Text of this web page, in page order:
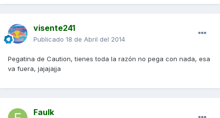
visente241
Publicado 18 de Abril del 2014
Pegatina de Caution, tienes toda la razón no pega con nada, esa
va fuera, jajajajja
Faulk